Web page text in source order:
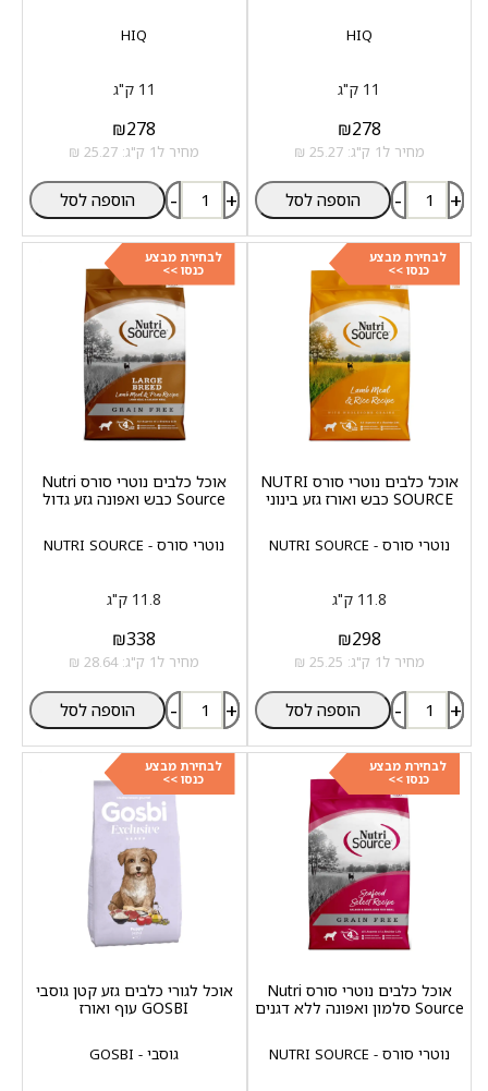
HIQ
11 ק"ג
₪278
מחיר ל1 ק"ג: 25.27 ₪
- + הוספה לסל
HIQ
11 ק"ג
₪278
מחיר ל1 ק"ג: 25.27 ₪
- + הוספה לסל
לבחירת מבצע
כנסו >>
נוטרי סורס - NUTRI SOURCE
אוכל כלבים נוטרי סורס NUTRI
SOURCE כבש ואורז גזע בינוני
11.8 ק"ג
₪298
מחיר ל1 ק"ג: 25.25 ₪
- + הוספה לסל
לבחירת מבצע
כנסו >>
נוטרי סורס - NUTRI SOURCE
אוכל כלבים נוטרי סורס Nutri
Source כבש ואפונה גזע גדול
11.8 ק"ג
₪338
מחיר ל1 ק"ג: 28.64 ₪
- + הוספה לסל
לבחירת מבצע
כנסו >>
נוטרי סורס - NUTRI SOURCE
אוכל כלבים נוטרי סורס Nutri
Source סלמון ואפונה ללא דגנים
לבחירת מבצע
כנסו >>
גוסבי - GOSBI
אוכל לגורי כלבים גזע קטן גוסבי
GOSBI עוף ואורז